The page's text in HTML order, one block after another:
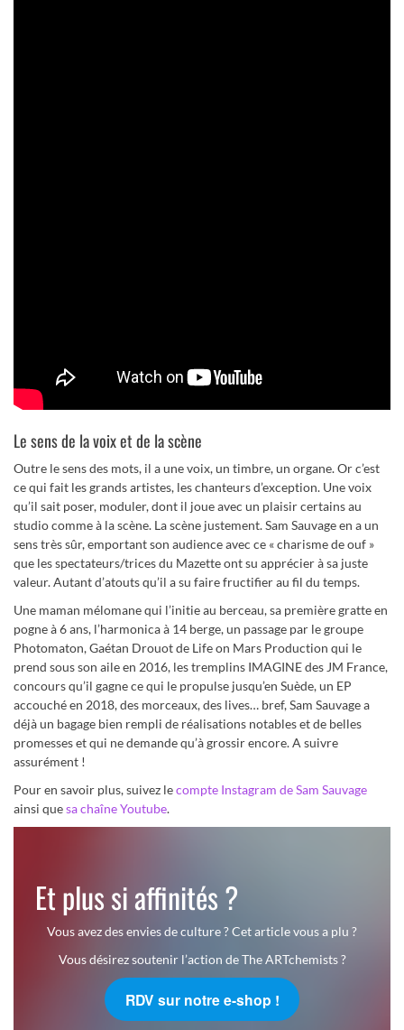
Le sens de la voix et de la scène
Outre le sens des mots, il a une voix, un timbre, un organe. Or c’est
ce qui fait les grands artistes, les chanteurs d’exception. Une voix
qu’il sait poser, moduler, dont il joue avec un plaisir certains au
studio comme à la scène. La scène justement. Sam Sauvage en a un
sens très sûr, emportant son audience avec ce « charisme de ouf »
que les spectateurs/trices du Mazette ont su apprécier à sa juste
valeur. Autant d’atouts qu’il a su faire fructifier au fil du temps.
Une maman mélomane qui l’initie au berceau, sa première gratte en
pogne à 6 ans, l’harmonica à 14 berge, un passage par le groupe
Photomaton, Gaétan Drouot de Life on Mars Production qui le
prend sous son aile en 2016, les tremplins IMAGINE des JM France,
concours qu’il gagne ce qui le propulse jusqu’en Suède, un EP
accouché en 2018, des morceaux, des lives… bref, Sam Sauvage a
déjà un bagage bien rempli de réalisations notables et de belles
promesses et qui ne demande qu’à grossir encore. A suivre
assurément !
Pour en savoir plus, suivez lecompte Instagram de Sam Sauvage
ainsi quesa chaîne Youtube.
Et plus si affinités ?
Vous avez des envies de culture ? Cet article vous a plu ?
Vous désirez soutenir l’action de The ARTchemists ?
RDV sur notre e-shop !